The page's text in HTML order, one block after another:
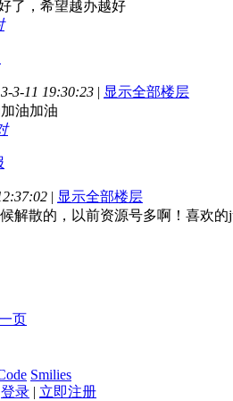
了，希望越办越好
3-11 19:30:23 | 显示全部楼层
油加油
| 显示全部楼层
解散的，以前资源号多啊！喜欢的
页
Smilies
登录 | 立即注册